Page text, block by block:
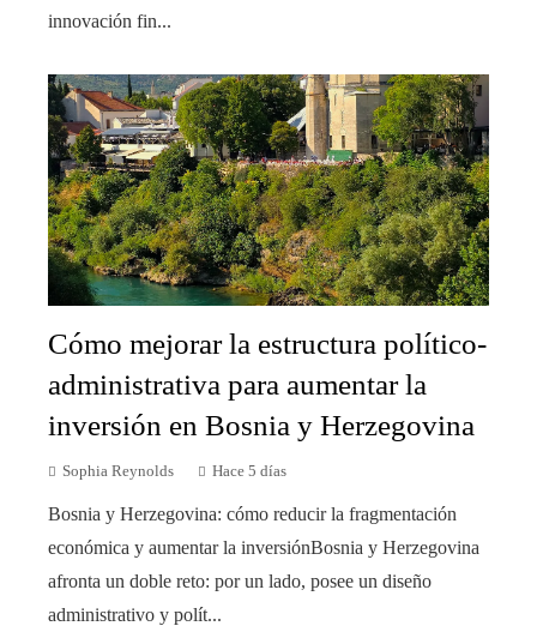
innovación fin...
Cómo mejorar la estructura político-
administrativa para aumentar la
inversión en Bosnia y Herzegovina
Sophia Reynolds Hace 5 días
Bosnia y Herzegovina: cómo reducir la fragmentación
económica y aumentar la inversiónBosnia y Herzegovina
afronta un doble reto: por un lado, posee un diseño
administrativo y polít...